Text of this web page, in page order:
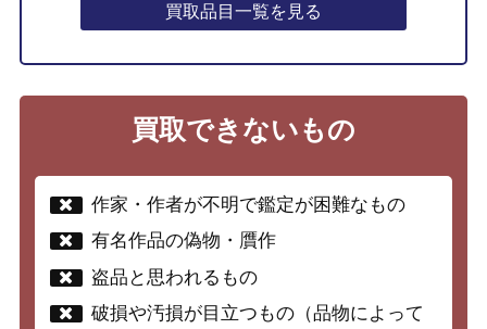
買取品目一覧を見る
買取できないもの
作家・作者が不明で鑑定が困難なもの
有名作品の偽物・贋作
盗品と思われるもの
破損や汚損が目立つもの（品物によって